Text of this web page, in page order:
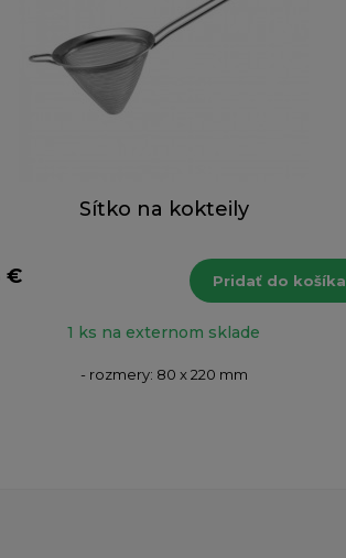
Sítko na kokteily
€ Pridať do košíka
1 ks na externom sklade
- rozmery: 80 x 220 mm